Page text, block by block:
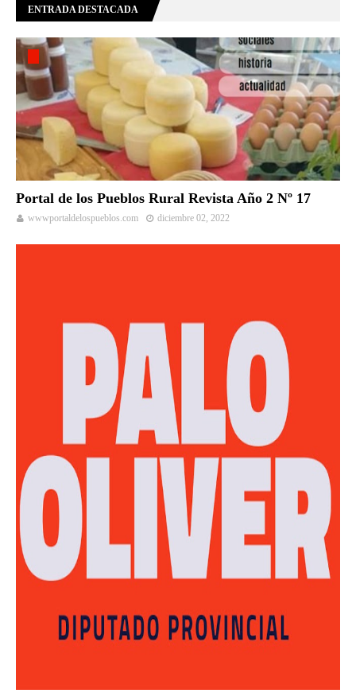
ENTRADA DESTACADA
Portal de los Pueblos Rural Revista Año 2 Nº 17
wwwportaldelospueblos.com diciembre 02, 2022